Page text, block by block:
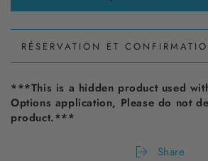
RÉSERVATION ET
***This is a hidden product used
Options application, Please do not
product.***
Share